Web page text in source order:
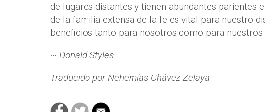
de lugares distantes y tienen abundantes parientes
de la familia extensa de la fe es vital para nuestro
beneficios tanto para nosotros como para nuestros
~ Donald Styles
Traducido por Nehemías Chávez Zelaya